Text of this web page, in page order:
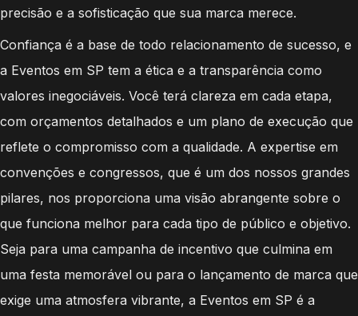
precisão e a sofisticação que sua marca merece.
Confiança é a base de todo relacionamento de sucesso, e
a Eventos em SP tem a ética e a transparência como
valores inegociáveis. Você terá clareza em cada etapa,
com orçamentos detalhados e um plano de execução que
reflete o compromisso com a qualidade. A expertise em
convenções e congressos, que é um dos nossos grandes
pilares, nos proporciona uma visão abrangente sobre o
que funciona melhor para cada tipo de público e objetivo.
Seja para uma campanha de incentivo que culmina em
uma festa memorável ou para o lançamento de marca que
exige uma atmosfera vibrante, a Eventos em SP é a